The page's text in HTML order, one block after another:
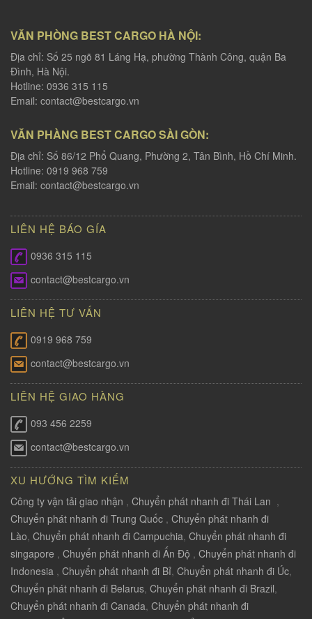
VĂN PHÒNG BEST CARGO HÀ NỘI:
Địa chỉ: Số 25 ngõ 81 Láng Hạ, phường Thành Công, quận Ba
Đình, Hà Nội.
Hotline: 0936 315 115
Email: contact@bestcargo.vn
VĂN PHÀNG BEST CARGO SÀI GÒN:
Địa chỉ: Số 86/12 Phổ Quang, Phường 2, Tân Bình, Hồ Chí Minh.
Hotline: 0919 968 759
Email: contact@bestcargo.vn
LIÊN HỆ BÁO GÍA
0936 315 115
contact@bestcargo.vn
LIÊN HỆ TƯ VẤN
0919 968 759
contact@bestcargo.vn
LIÊN HỆ GIAO HÀNG
093 456 2259
contact@bestcargo.vn
XU HƯỚNG TÌM KIẾM
Công ty vận tải giao nhận , Chuyển phát nhanh đi Thái Lan ,
Chuyển phát nhanh đi Trung Quốc , Chuyển phát nhanh đi
Lào, Chuyển phát nhanh đi Campuchia, Chuyển phát nhanh đi
singapore , Chuyển phát nhanh đi Ấn Độ , Chuyển phát nhanh đi
Indonesia , Chuyển phát nhanh đi Bỉ, Chuyển phát nhanh đi Úc,
Chuyển phát nhanh đi Belarus, Chuyển phát nhanh đi Brazil,
Chuyển phát nhanh đi Canada, Chuyển phát nhanh đi